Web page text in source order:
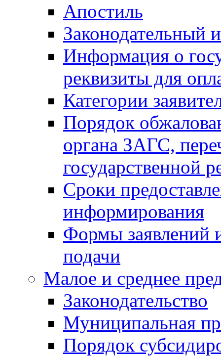
Апостиль
Законодательный
Информация о
реквизиты для
Категории
Порядок
органа ЗАГС,
государственной
Сроки
информирования
Формы заявлений
подачи
Малое и среднее
Законодательство
Муниципальная
Порядок